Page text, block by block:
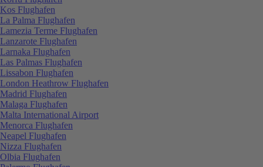
Kos Flughafen
La Palma Flughafen
Lamezia Terme Flughafen
Lanzarote Flughafen
Larnaka Flughafen
Las Palmas Flughafen
Lissabon Flughafen
London Heathrow Flughafen
Madrid Flughafen
Malaga Flughafen
Malta International Airport
Menorca Flughafen
Neapel Flughafen
Nizza Flughafen
Olbia Flughafen